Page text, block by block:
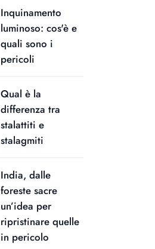
Inquinamento
luminoso: cos'è e
quali sono i
pericoli
Qual è la
differenza tra
stalattiti e
stalagmiti
India, dalle
foreste sacre
un’idea per
ripristinare quelle
in pericolo